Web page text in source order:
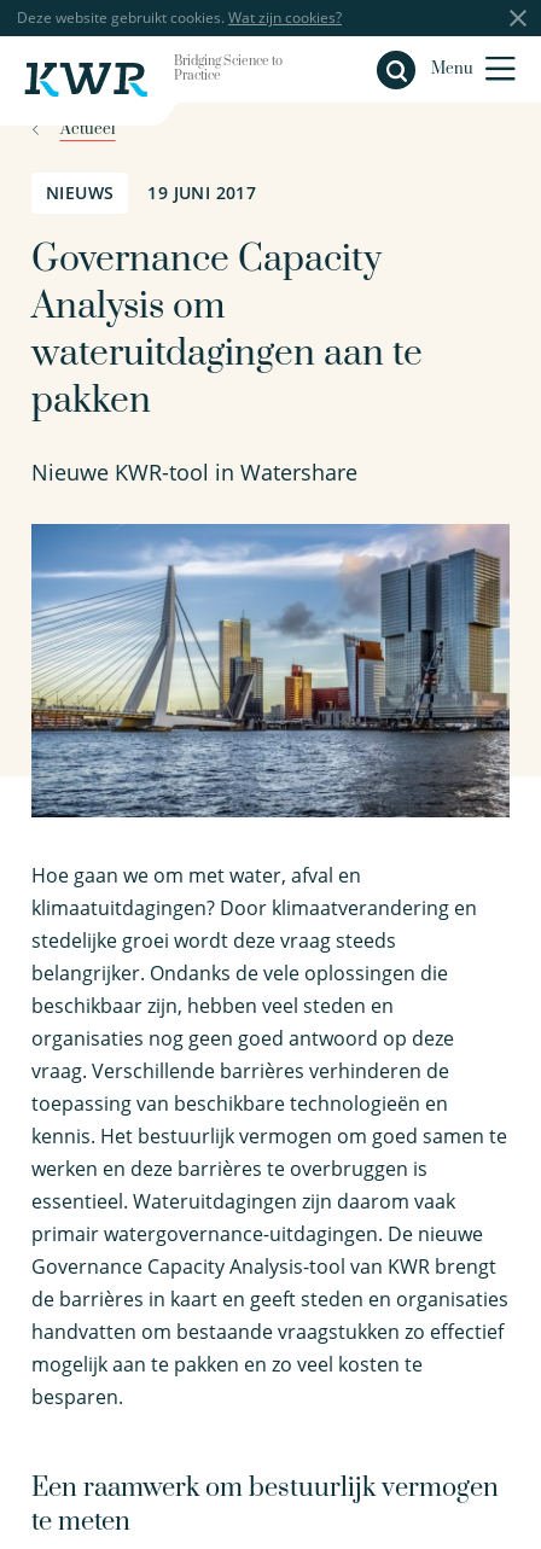
Deze website gebruikt cookies. Wat zijn cookies?
Bridging Science to
Practice
Menu
Sluiten
Actueel
NIEUWS 19 JUNI 2017
Governance Capacity
Analysis om
wateruitdagingen aan te
pakken
Nieuwe KWR-tool in Watershare
Hoe gaan we om met water, afval en
klimaatuitdagingen? Door klimaatverandering en
stedelijke groei wordt deze vraag steeds
belangrijker. Ondanks de vele oplossingen die
beschikbaar zijn, hebben veel steden en
organisaties nog geen goed antwoord op deze
vraag. Verschillende barrières verhinderen de
toepassing van beschikbare technologieën en
kennis. Het bestuurlijk vermogen om goed samen te
werken en deze barrières te overbruggen is
essentieel. Wateruitdagingen zijn daarom vaak
primair watergovernance-uitdagingen. De nieuwe
Governance Capacity Analysis-tool van KWR brengt
de barrières in kaart en geeft steden en organisaties
handvatten om bestaande vraagstukken zo effectief
mogelijk aan te pakken en zo veel kosten te
besparen.
Een raamwerk om bestuurlijk vermogen
te meten